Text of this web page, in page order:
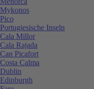
Mykonos
Pico
Portugiesische Inseln
Cala Millor
Cala Rajada
Can Picafort
Costa Calma
Dublin
Edinburgh